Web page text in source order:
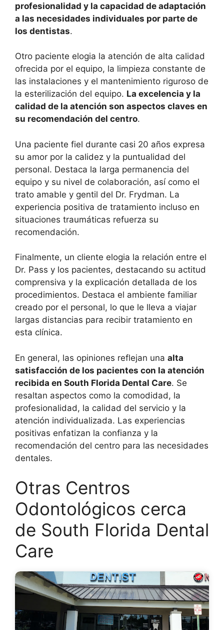
profesionalidad y la capacidad de adaptación
a las necesidades individuales por parte de
los dentistas.
Otro paciente elogia la atención de alta calidad
ofrecida por el equipo, la limpieza constante de
las instalaciones y el mantenimiento riguroso de
la esterilización del equipo. La excelencia y la
calidad de la atención son aspectos claves en
su recomendación del centro.
Una paciente fiel durante casi 20 años expresa
su amor por la calidez y la puntualidad del
personal. Destaca la larga permanencia del
equipo y su nivel de colaboración, así como el
trato amable y gentil del Dr. Frydman. La
experiencia positiva de tratamiento incluso en
situaciones traumáticas refuerza su
recomendación.
Finalmente, un cliente elogia la relación entre el
Dr. Pass y los pacientes, destacando su actitud
comprensiva y la explicación detallada de los
procedimientos. Destaca el ambiente familiar
creado por el personal, lo que le lleva a viajar
largas distancias para recibir tratamiento en
esta clínica.
En general, las opiniones reflejan una alta
satisfacción de los pacientes con la atención
recibida en South Florida Dental Care. Se
resaltan aspectos como la comodidad, la
profesionalidad, la calidad del servicio y la
atención individualizada. Las experiencias
positivas enfatizan la confianza y la
recomendación del centro para las necesidades
dentales.
Otras Centros
Odontológicos cerca
de South Florida Dental
Care